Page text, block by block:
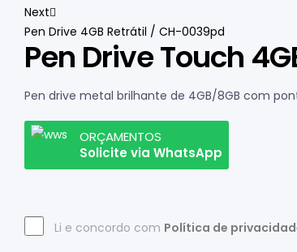
Next
Pen Drive 4GB Retrátil / CH-0039pd
Pen Drive Touch
Pen drive metal brilhante de 4GB/8GB com
ORÇAMENTOS
Solicite via WhatsApp
Li e concordo com Política de